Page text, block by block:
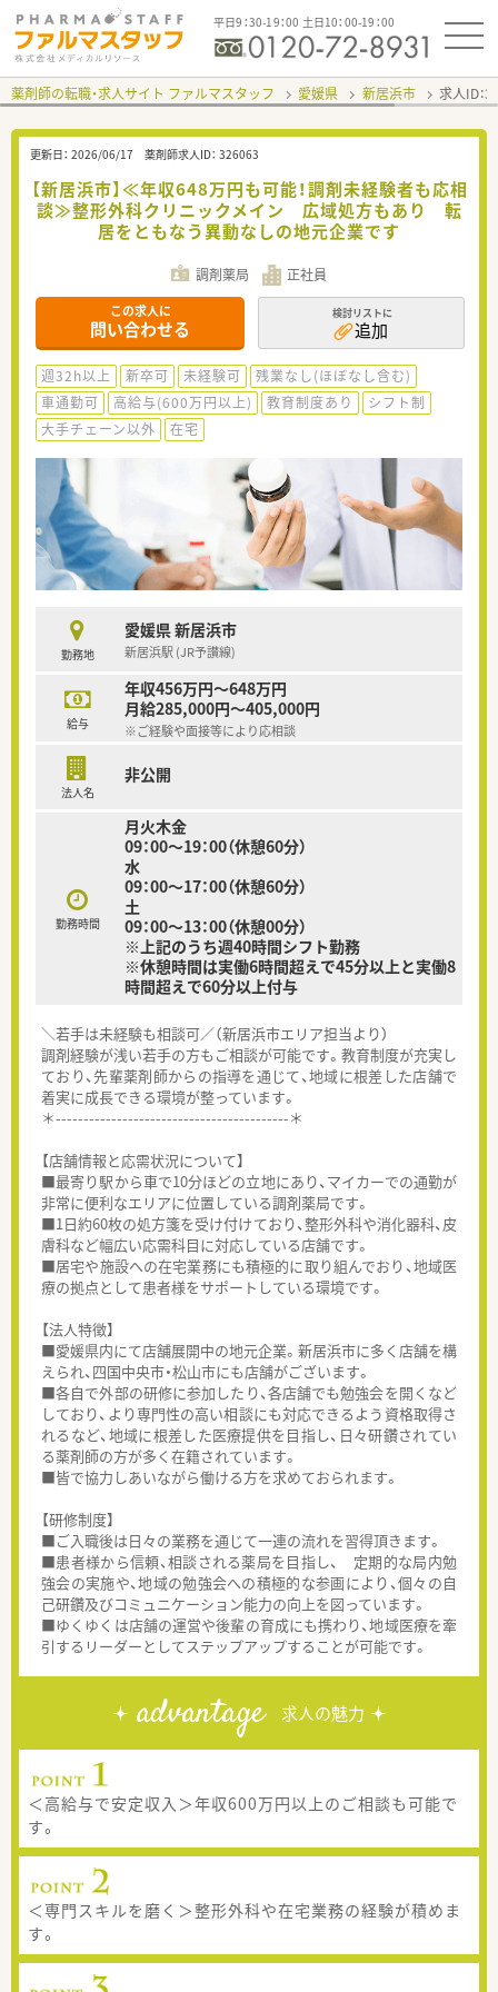
平日9：30-19：00 土日10：00-19：00
薬剤師の転職・求人サイト ファルマスタッフ 愛媛県 新居浜市 求人ID：
更新日： 2026/06/17 薬剤師求人ID： 326063
【新居浜市】≪年収648万円も可能！調剤未経験者も応相
談≫整形外科クリニックメイン 広域処方もあり 転
居をともなう異動なしの地元企業です
調剤薬局 正社員
この求人に
問い合わせる
検討リストに
追加
週32h以上 新卒可 未経験可
残業なし(ほぼなし含む)
車通勤可
高給与(600万円以上) 教育制度あり
シフト制
大手チェーン以外
在宅
勤務地
愛媛県 新居浜市
新居浜駅 (JR予讃線)
給与
年収456万円～648万円
月給285,000円～405,000円
※ご経験や面接等により応相談
法人名
非公開
勤務時間
月火木金
09：00～19：00（休憩60分）
水
09：00～17：00（休憩60分）
土
09：00～13：00（休憩00分）
※上記のうち週40時間シフト勤務
※休憩時間は実働6時間超えで45分以上と実働8
時間超えで60分以上付与
＼若手は未経験も相談可／（新居浜市エリア担当より）
調剤経験が浅い若手の方もご相談が可能です。教育制度が充実し
ており、先輩薬剤師からの指導を通じて、地域に根差した店舗で
着実に成長できる環境が整っています。
＊------------------------------------------＊
【店舗情報と応需状況について】
■最寄り駅から車で10分ほどの立地にあり、マイカーでの通勤が
非常に便利なエリアに位置している調剤薬局です。
■1日約60枚の処方箋を受け付けており、整形外科や消化器科、皮
膚科など幅広い応需科目に対応している店舗です。
■居宅や施設への在宅業務にも積極的に取り組んでおり、地域医
療の拠点として患者様をサポートしている環境です。
【法人特徴】
■愛媛県内にて店舗展開中の地元企業。新居浜市に多く店舗を構
えられ、四国中央市・松山市にも店舗がございます。
■各自で外部の研修に参加したり、各店舗でも勉強会を開くなど
しており、より専門性の高い相談にも対応できるよう資格取得さ
れるなど、地域に根差した医療提供を目指し、日々研鑽されてい
る薬剤師の方が多く在籍されています。
■皆で協力しあいながら働ける方を求めておられます。
【研修制度】
■ご入職後は日々の業務を通じて一連の流れを習得頂きます。
■患者様から信頼、相談される薬局を目指し、 定期的な局内勉
強会の実施や、地域の勉強会への積極的な参画により、個々の自
己研鑽及びコミュニケーション能力の向上を図っています。
■ゆくゆくは店舗の運営や後輩の育成にも携わり、地域医療を牽
引するリーダーとしてステップアップすることが可能です。
advantage 求人の魅力
＜高給与で安定収入＞年収600万円以上のご相談も可能で
す。
＜専門スキルを磨く＞整形外科や在宅業務の経験が積めま
す。